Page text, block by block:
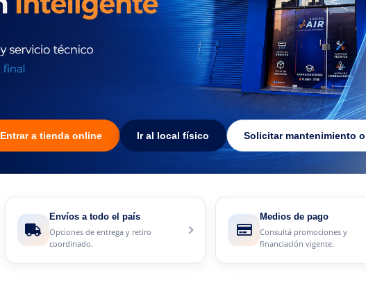
Entrar a tienda online Ir al local físico Solicitar mantenimiento
Envíos a todo el país
Opciones de entrega y retiro
coordinado.
Medios de pago
Consultá promociones y
financiación vigente.